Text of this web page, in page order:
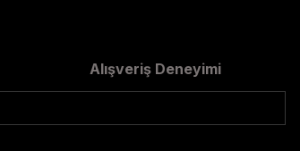
Alışveriş Deneyimi